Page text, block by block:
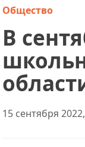
Общество
В
15 сентября